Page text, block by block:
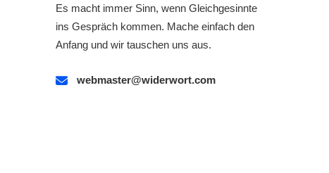
Es macht immer Sinn, wenn Gleichgesinnte
ins Gespräch kommen. Mache einfach den
Anfang und wir tauschen uns aus.
webmaster@widerwort.com